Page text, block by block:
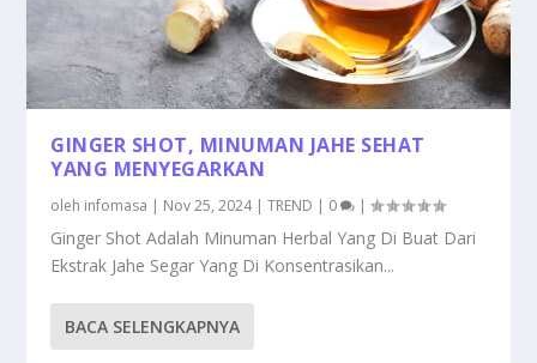
GINGER SHOT, MINUMAN JAHE SEHAT
YANG MENYEGARKAN
oleh infomasa | Nov 25, 2024|TREND | 0 |
Ginger Shot Adalah Minuman Herbal Yang Di Buat Dari
Ekstrak Jahe Segar Yang Di Konsentrasikan...
BACA SELENGKAPNYA